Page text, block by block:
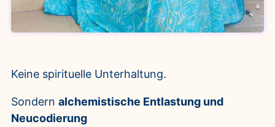
Keine spirituelle Unterhaltung.
Sondern alchemistische Entlastung und
Neucodierung